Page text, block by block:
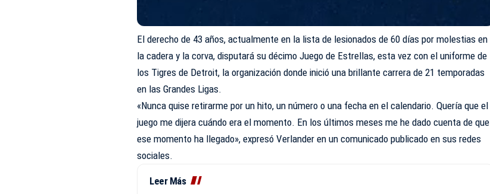
El derecho de 43 años, actualmente en la lista de lesionados de 60 días por molestias en
la cadera y la corva, disputará su décimo Juego de Estrellas, esta vez con el uniforme de
los Tigres de Detroit, la organización donde inició una brillante carrera de 21 temporadas
en las Grandes Ligas.
«Nunca quise retirarme por un hito, un número o una fecha en el calendario. Quería que el
juego me dijera cuándo era el momento. En los últimos meses me he dado cuenta de que
ese momento ha llegado», expresó Verlander en un comunicado publicado en sus redes
sociales.
Leer Más